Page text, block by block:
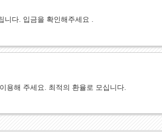
다. 입금을 확인해주세요 .
용해 주세요. 최적의 환율로 모십니다.